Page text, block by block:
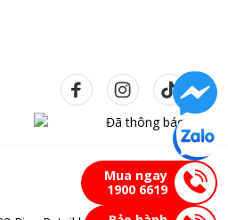
Mua ngay
1900 6619